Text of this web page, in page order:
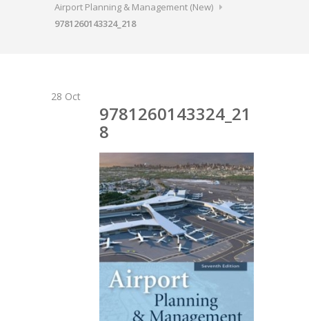
Airport Planning & Management (New)
9781260143324_218
28 Oct
9781260143324_21
8